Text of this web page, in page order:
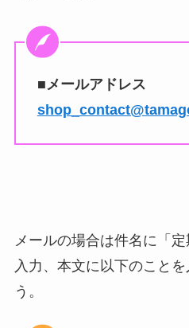
■メールアドレス
メールの場合は件名に「
入力、本文に以下のこと
う。